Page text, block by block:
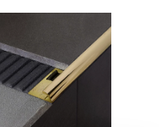
Sredstvo za čiščenje
MAPEI ULTRACARE
SMOOTH SILICONE 0.75L